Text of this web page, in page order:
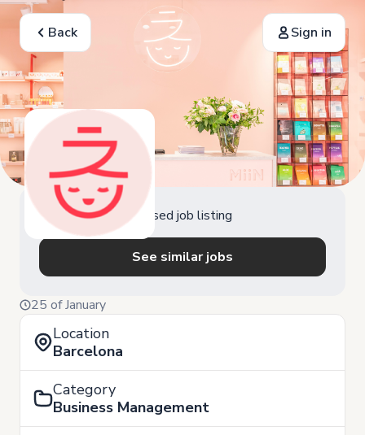
Back Sign in
Closed job listing
See similar jobs
25 of January
Location
Barcelona
Category
Business Management